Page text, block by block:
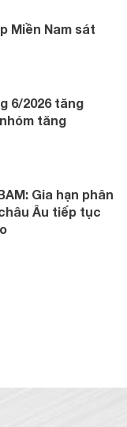
Miền Nam sát
6/2026 tăng
tăng
Gia hạn phân
Âu tiếp tục